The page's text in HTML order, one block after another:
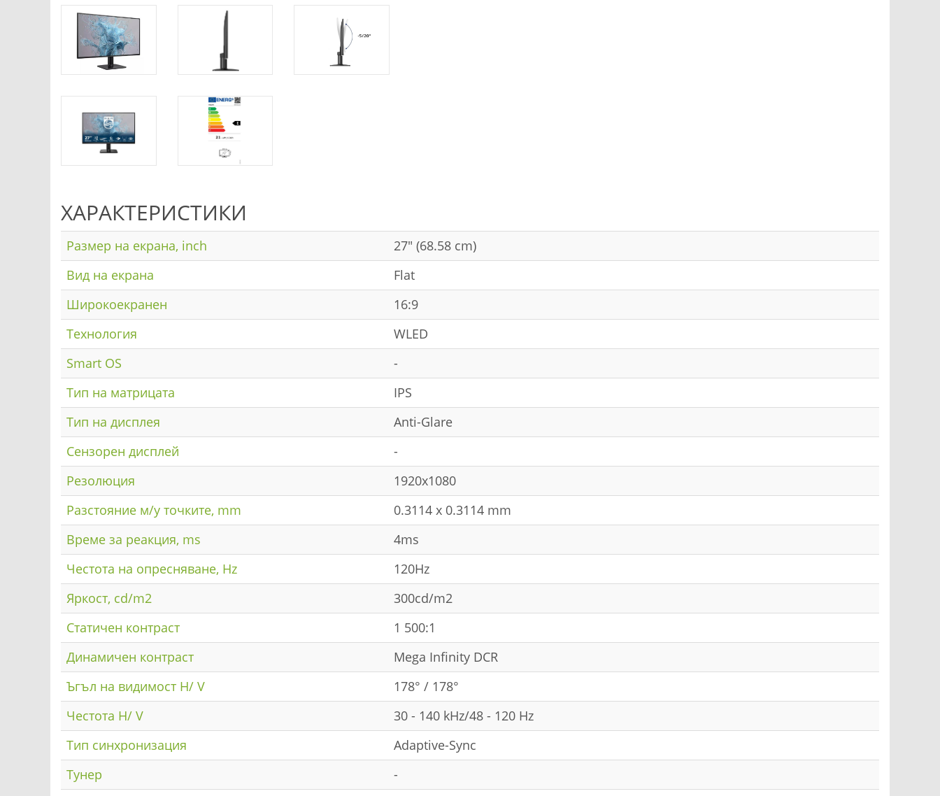
ХАРАКТЕРИСТИКИ
Размер на екрана, inch
27" (68.58 cm)
Вид на екрана
Flat
Широкоекранен
16:9
Технология
WLED
Smart OS
-
Тип на матрицата
IPS
Тип на дисплея
Anti-Glare
Сензорен дисплей
-
Резолюция
1920x1080
Разстояние м/у точките, mm
0.3114 x 0.3114 mm
Време за реакция, ms
4ms
Честота на опресняване, Hz
120Hz
Яркост, cd/m2
300cd/m2
Статичен контраст
1 500:1
Динамичен контраст
Mega Infinity DCR
Ъгъл на видимост H/ V
178° / 178°
Честота H/ V
30 - 140 kHz/48 - 120 Hz
Тип синхронизация
Adaptive-Sync
Тунер
-